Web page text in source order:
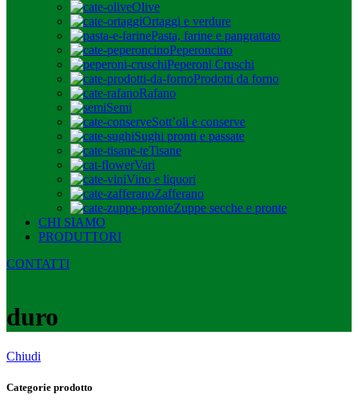
Olive
Ortaggi e verdure
Pasta, farine e pangrattato
Peperoncino
Peperoni Cruschi
Prodotti da forno
Rafano
Semi
Sott’oli e conserve
Sughi pronti e passate
Tisane
Vari
Vino e liquori
Zafferano
Zuppe secche e pronte
CHI SIAMO
PRODUTTORI
CONTATTI
duro
Chiudi
Categorie prodotto